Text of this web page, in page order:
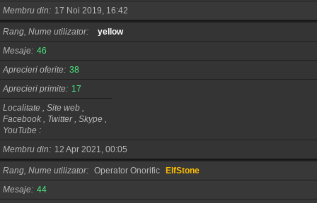
Membru din
17 Noi 2019, 16:42
Rang, Nume utilizator
yellow
Mesaje 46
Aprecieri oferite 38
Aprecieri primite
17
Localitate , Site web ,
Facebook , Twitter , Skype ,
YouTube
Membru din
12 Apr 2021, 00:05
Rang, Nume utilizator Operator Onorific ElfStone
Mesaje 44